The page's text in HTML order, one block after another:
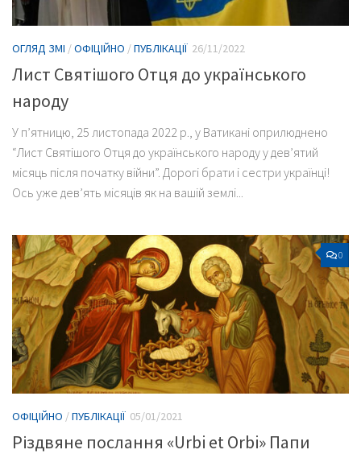
ОГЛЯД ЗМІ /ОФІЦІЙНО /ПУБЛІКАЦІЇ 26/11/2022
Лист Святішого Отця до українського
народу
У п’ятницю, 25 листопада 2022 р., у Ватикані оприлюднено
“Лист Святішого Отця до українського народу у дев’ятий
місяць після початку війни”. Дорогі брати і сестри українці!
Ось уже дев’ять місяців як на вашій землі...
0
ОФІЦІЙНО /ПУБЛІКАЦІЇ 05/01/2021
Різдвяне послання «Urbi et Orbi» Папи